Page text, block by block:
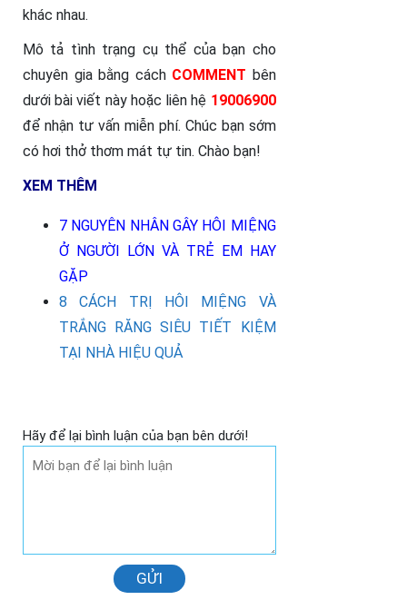
khác nhau.
Mô tả tình trạng cụ thể của bạn cho
chuyên gia bằng cách COMMENT bên
dưới bài viết này hoặc liên hệ 19006900
để nhận tư vấn miễn phí. Chúc bạn sớm
có hơi thở thơm mát tự tin. Chào bạn!
XEM THÊM
7 NGUYÊN NHÂN GÂY HÔI MIỆNG
Ở NGƯỜI LỚN VÀ TRẺ EM HAY
GẶP
8 CÁCH TRỊ HÔI MIỆNG VÀ
TRẮNG RĂNG SIÊU TIẾT KIỆM
TẠI NHÀ HIỆU QUẢ
Hãy để lại bình luận của bạn bên dưới!
GỬI